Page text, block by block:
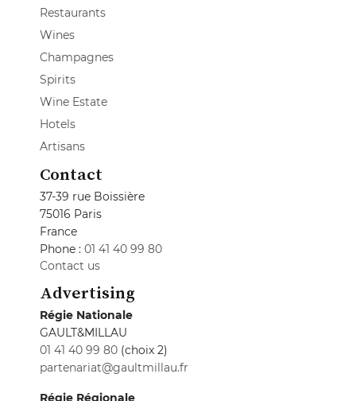
Restaurants
Wines
Champagnes
Spirits
Wine Estate
Hotels
Artisans
Contact
37-39 rue Boissière
75016 Paris
France
Phone : 01 41 40 99 80
Contact us
Advertising
Régie Nationale
GAULT&MILLAU
01 41 40 99 80 (choix 2)
partenariat@gaultmillau.fr
Régie Régionale